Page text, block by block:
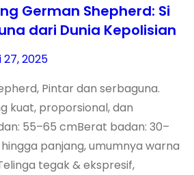
German Shepherd: Si
dari Dunia Kepolisian
27, 2025
Pintar dan serbaguna.
kuat, proporsional, dan
55–65 cmBerat badan: 30–
panjang, umumnya warna
tegak & ekspresif,